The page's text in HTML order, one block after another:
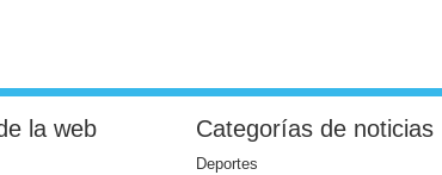
la web Categorías de noticias
Deportes